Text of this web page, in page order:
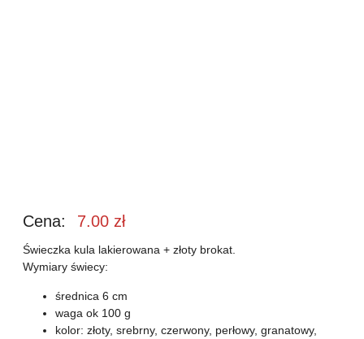
Cena: 7.00 zł
Świeczka kula lakierowana + złoty brokat.
Wymiary świecy:
średnica 6 cm
waga ok 100 g
kolor: złoty, srebrny, czerwony, perłowy, granatowy,